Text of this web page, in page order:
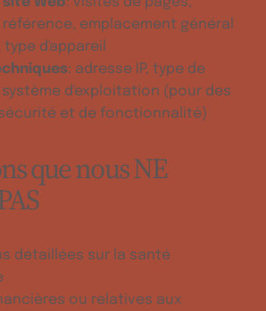
emplacement général
d'appareil
: adresse IP, type de
d'exploitation (pour des
et de fonctionnalité)
que nous NE
détaillées sur la santé
ou relatives aux